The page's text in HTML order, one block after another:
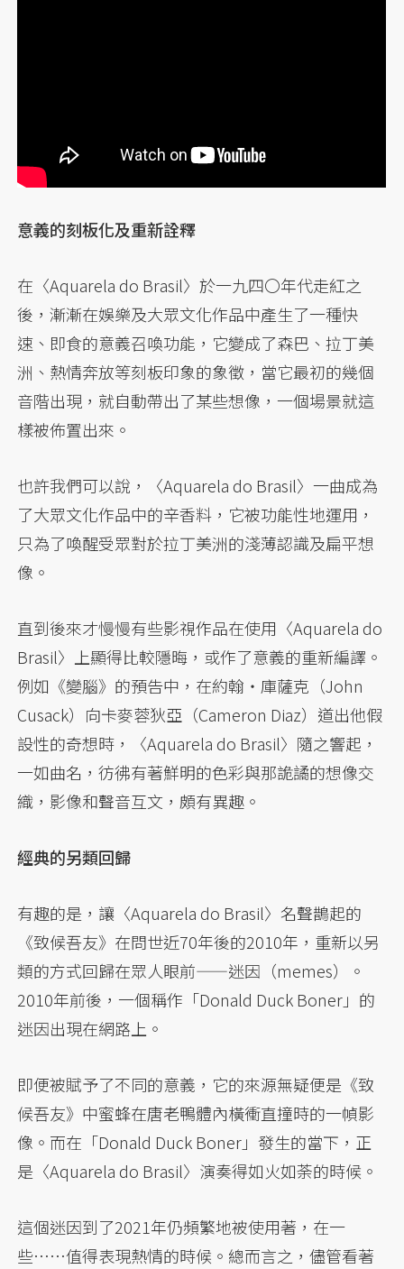
意義的刻板化及重新詮釋
在〈Aquarela do Brasil〉於一九四〇年代走紅之
後，漸漸在娛樂及大眾文化作品中產生了一種快
速、即食的意義召喚功能，它變成了森巴、拉丁美
洲、熱情奔放等刻板印象的象徵，當它最初的幾個
音階出現，就自動帶出了某些想像，一個場景就這
樣被佈置出來。
也許我們可以說，〈Aquarela do Brasil〉一曲成為
了大眾文化作品中的辛香料，它被功能性地運用，
只為了喚醒受眾對於拉丁美洲的淺薄認識及扁平想
像。
直到後來才慢慢有些影視作品在使用〈Aquarela do
Brasil〉上顯得比較隱晦，或作了意義的重新編譯。
例如《變腦》的預告中，在約翰・庫薩克（John
Cusack）向卡麥蓉狄亞（Cameron Diaz）道出他假
設性的奇想時，〈Aquarela do Brasil〉隨之響起，
一如曲名，彷彿有著鮮明的色彩與那詭譎的想像交
織，影像和聲音互文，頗有異趣。
經典的另類回歸
有趣的是，讓〈Aquarela do Brasil〉名聲鵲起的
《致候吾友》在問世近70年後的2010年，重新以另
類的方式回歸在眾人眼前——迷因（memes）。
2010年前後，一個稱作「Donald Duck Boner」的
迷因出現在網路上。
即便被賦予了不同的意義，它的來源無疑便是《致
候吾友》中蜜蜂在唐老鴨體內橫衝直撞時的一幀影
像。而在「Donald Duck Boner」發生的當下，正
是〈Aquarela do Brasil〉演奏得如火如荼的時候。
這個迷因到了2021年仍頻繁地被使用著，在一
些……值得表現熱情的時候。總而言之，儘管看著